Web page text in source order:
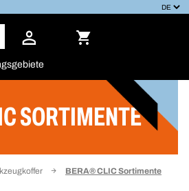
SORTIMENTE
BERA® CLIC Sortimente